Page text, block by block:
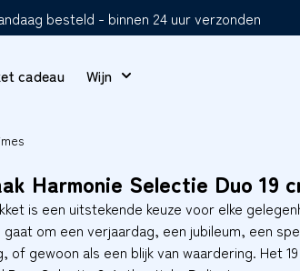
besteld - binnen 24 uur verzonden
cadeau Wijn
Harmonie Selectie Duo 19
is een uitstekende keuze voor elke
gaat om een verjaardag, een jubileum, een
of gewoon als een blijk van waardering. Het